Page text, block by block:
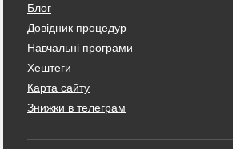
Блог
Довідник процедур
Навчальні програми
Хештеги
Карта сайту
Знижки в телеграм